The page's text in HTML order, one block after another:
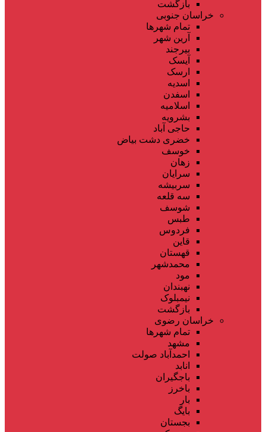
بازگشت
خراسان جنوبی
تمام شهر‌ها
آرین شهر
بیرجند
آیسک
ارسک
اسدیه
اسفدن
اسلامیه
بشرویه
حاجی آباد
خضری دشت بیاض
خوسف
زهان
سرایان
سربیشه
سه قلعه
شوسف
طبس
فردوس
قاین
قهستان
محمدشهر
مود
نهبندان
نیمبلوک
بازگشت
خراسان رضوی
تمام شهر‌ها
مشهد
احمدآباد صولت
انابد
باجگیران
باخرز
بار
بایگ
بجستان